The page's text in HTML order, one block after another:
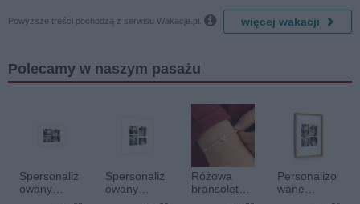
Powyższe treści pochodzą z serwisu Wakacje.pl.  więcej wakacji
Polecamy w naszym pasażu
Spersonaliz
owany
plakat - 30 x
Spersonaliz
owany
plakat - 40 x
Różowa
bransoletka
Personalizo
wane